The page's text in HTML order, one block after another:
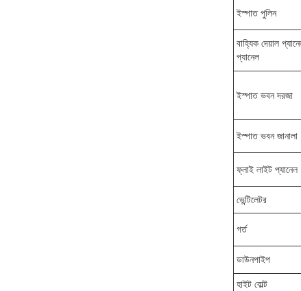
ইস্পাত পুলিন
বাহ্যিক দেয়াল
প্যানেল
ইস্পাত ভবন দরজা
ইস্পাত ভবন জানালা
ফ্লাই লাইট প্যানেল
ভেন্টিলেটর
গর্ত
ডাউনপাইপ
হাইট বোল্ট